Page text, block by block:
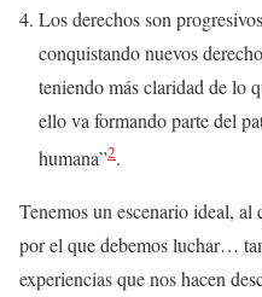
Los derechos son
conquistando nuevos
teniendo más claridad de lo
ello va formando parte del
humana”2.
Tenemos un escenario ideal, al
por el que debemos luchar…
experiencias que nos hacen